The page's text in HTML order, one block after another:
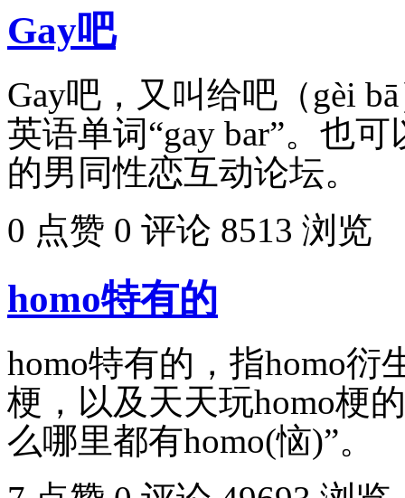
Gay吧
Gay吧，又叫给吧（gèi
英语单词“gay bar”。也
的男同性恋互动论坛。
0 点赞 0 评论 8513 浏览
homo特有的
homo特有的，指homo
梗，以及天天玩homo梗
么哪里都有homo(恼)”。